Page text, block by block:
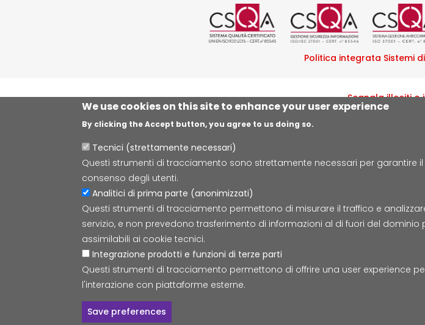
We use cookies on this site to enhance your user experience
By clicking the Accept button, you agree to us doing so.
Tecnici (strettamente necessari)
Questi strumenti di tracciamento sono strettamente necessari per garantire
consenso degli utenti.
Analitici di prima parte (anonimizzati)
Questi strumenti di tracciamento permettono di misurare il traffico e
servizio, e non prevedono trasferimento di informazioni al di fuori del
assimilabili ai cookie tecnici.
Integrazione prodotti e funzioni di terze parti
Questi strumenti di tracciamento permettono di offrire una user experience
l'interazione con piattaforme esterne.
Save preferences
Logo certificazione ISO
Logo Logo
Politica integrata Sistemi
Segnala illeciti o
Lepida S.c.p.A. | Via della
Partita IVA/Codice
Accessibilità